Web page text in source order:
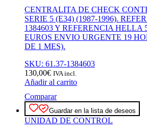
CENTRALITA DE CHECK
SERIE 5 (E34) (1987-1996).
1384603 Y REFERENCIA HELLA
EUROS ENVIO URGENTE 19
DE 1 MES).
SKU: 61.37-1384603
130,00€ IVA incl.
Añadir al carrito
Comparar
Guardar en la lista de deseos
UNIDAD DE CONTROL